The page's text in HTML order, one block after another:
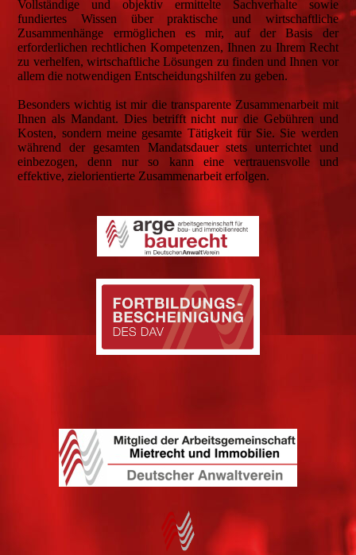
Vollständige und objektiv ermittelte Sachverhalte sowie
fundiertes Wissen über praktische und wirtschaftliche
Zusammenhänge ermöglichen es mir, auf der Basis der
erforderlichen rechtlichen Kompetenzen, Ihnen zu Ihrem Recht
zu verhelfen, wirtschaftliche Lösungen zu finden und Ihnen vor
allem die notwendigen Entscheidungshilfen zu geben.
Besonders wichtig ist mir die transparente Zusammenarbeit mit
Ihnen als Mandant. Dies betrifft nicht nur die Gebühren und
Kosten, sondern meine gesamte Tätigkeit für Sie. Sie werden
während der gesamten Mandatsdauer stets unterrichtet und
einbezogen, denn nur so kann eine vertrauensvolle und
effektive, zielorientierte Zusammenarbeit erfolgen.